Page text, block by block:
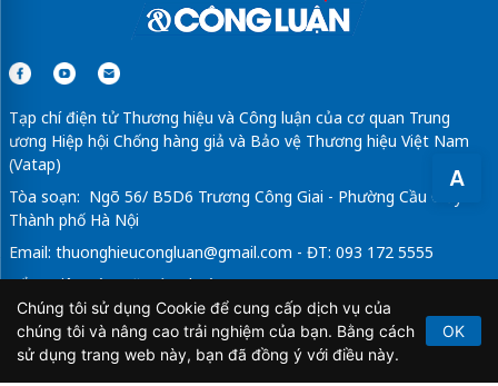
A
Tạp chí điện tử Thương hiệu và Công luận của cơ quan Trung
ương Hiệp hội Chống hàng giả và Bảo vệ Thương hiệu Việt Nam
(Vatap)
Tòa soạn: Ngõ 56/ B5D6 Trương Công Giai - Phường Cầu Giấy -
Thành phố Hà Nội
Email: thuonghieucongluan@gmail.com - ĐT: 093 172 5555
Tổng Biên Tập: Vũ Đức Thuận
Giấy phép hoạt động báo chí điện tử số 64/GP-BTTTT do Bộ
Thông tin và Truyền thông cấp ngày 21/2/2020.
Chúng tôi sử dụng Cookie để cung cấp dịch vụ của
chúng tôi và nâng cao trải nghiệm của bạn. Bằng cách
sử dụng trang web này, bạn đã đồng ý với điều này.
OK